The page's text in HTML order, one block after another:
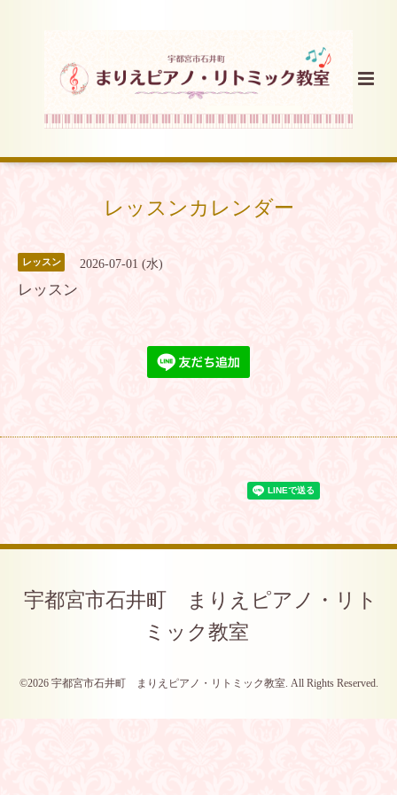
レッスンカレンダー
レッスン 2026-07-01 (水)
レッスン
宇都宮市石井町 まりえピアノ・リト
ミック教室
©2026 宇都宮市石井町 まりえピアノ・リトミック教室. All Rights Reserved.